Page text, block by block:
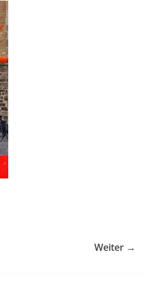
Weiter →